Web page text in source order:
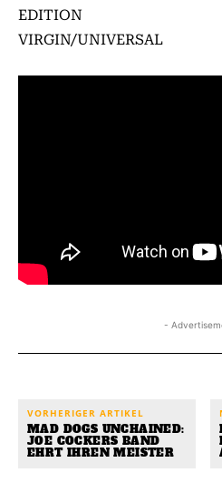
EDITION
VIRGIN/UNIVERSAL
-
VORHERIGER ARTIKEL
MAD DOGS UNCHAINED:
JOE COCKERS BAND
EHRT IHREN MEISTER